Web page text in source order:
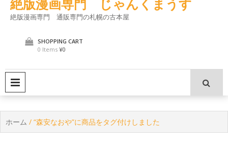
絶版漫画専門 じゃんくまうす
絶版漫画専門 通販専門の札幌の古本屋
SHOPPING CART
0 Items ¥0
ホーム / “森安なおや”に商品をタグ付けしました